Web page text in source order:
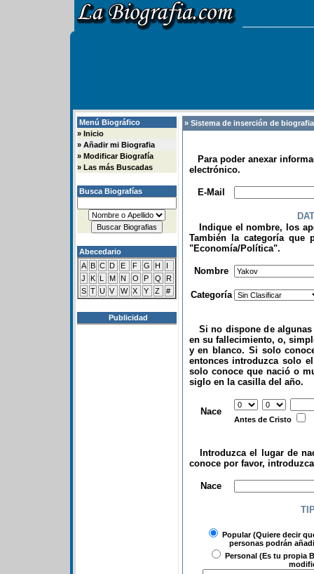
Menú Biográfico
» Inicio
» Añadir mi Biografia
» Modificar Biografía
» Las más Buscadas
Busca Biografías
Abecedario
A B C D E F G H
I
J
K L M N O P Q
R
S T U V W X Y Z #
Publicidad
» Sistema de inserción de
Para poder anexar
electrónico.
E-Mail
Indique el nombre, los
También la categoría que
"Economía/Política".
Nombre
Categoría
Si no dispone de algunas
en su fallecimiento, o,
y en blanco. Si solo
entonces introduzca solo
solo conoce que nació o
siglo en la casilla del año.
Nace
Antes de Cristo
Introduzca el lugar de
conoce por favor,
Nace
Popular(Quiere decir
personas podrán
Personal (Es tu propia